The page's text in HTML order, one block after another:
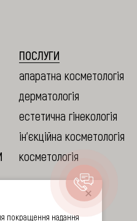
покращення надання
ПОСЛУГИ
апаратна косметологія
дерматологія
естетична гінекологія
ін'єкційна косметологія
косметологія
07.08.2020 р. #1822